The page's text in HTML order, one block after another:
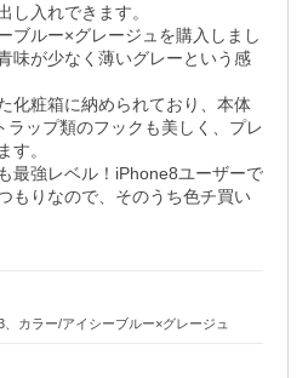
し入れできます。
ブルー×グレージュを購入しまし
味が少なく薄いグレーという感
化粧箱に納められており、本体
ラップ類のフックも美しく、プレ
す。
最強レベル！iPhone8ユーザーで
もりなので、そのうち色チ買い
カラー/アイシーブルー×グレージュ